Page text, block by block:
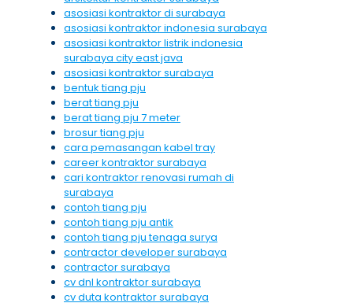
asosiasi kontraktor di surabaya
asosiasi kontraktor indonesia surabaya
asosiasi kontraktor listrik indonesia
surabaya city east java
asosiasi kontraktor surabaya
bentuk tiang pju
berat tiang pju
berat tiang pju 7 meter
brosur tiang pju
cara pemasangan kabel tray
career kontraktor surabaya
cari kontraktor renovasi rumah di
surabaya
contoh tiang pju
contoh tiang pju antik
contoh tiang pju tenaga surya
contractor developer surabaya
contractor surabaya
cv dnl kontraktor surabaya
cv duta kontraktor surabaya